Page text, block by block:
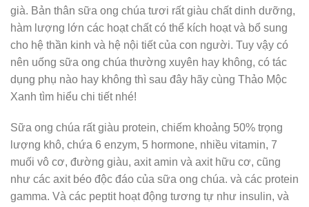
già. Bản thân sữa ong chúa tươi rất giàu chất dinh dưỡng,
hàm lượng lớn các hoạt chất có thể kích hoạt và bổ sung
cho hệ thần kinh và hệ nội tiết của con người. Tuy vậy có
nên uống sữa ong chúa thường xuyên hay không, có tác
dụng phụ nào hay không thì sau đây hãy cùng Thảo Mộc
Xanh tìm hiểu chi tiết nhé!
Sữa ong chúa rất giàu protein, chiếm khoảng 50% trọng
lượng khô, chứa 6 enzym, 5 hormone, nhiều vitamin, 7
muối vô cơ, đường giàu, axit amin và axit hữu cơ, cũng
như các axit béo độc đáo của sữa ong chúa. và các protein
gamma. Và các peptit hoạt động tương tự như insulin, và